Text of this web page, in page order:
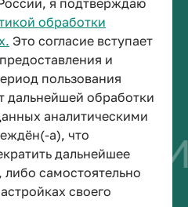
я подтверждаю
обработки
Это согласие вступает
и
пользования
дальнейшей обработки
аналитическими
а), что
дальнейшее
либо самостоятельно
своего
Борцов, зд. 1,
с 12.30 до 13.00)